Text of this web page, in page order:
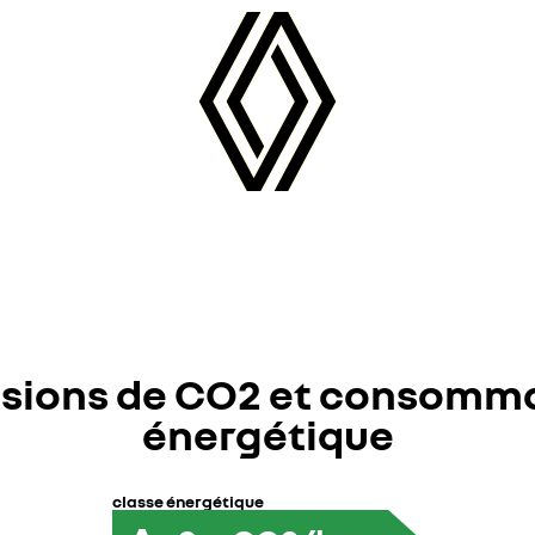
de CO2 et
énergétique
classe énergétique